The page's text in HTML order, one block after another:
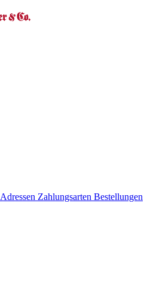
Adressen Zahlungsarten Bestellungen